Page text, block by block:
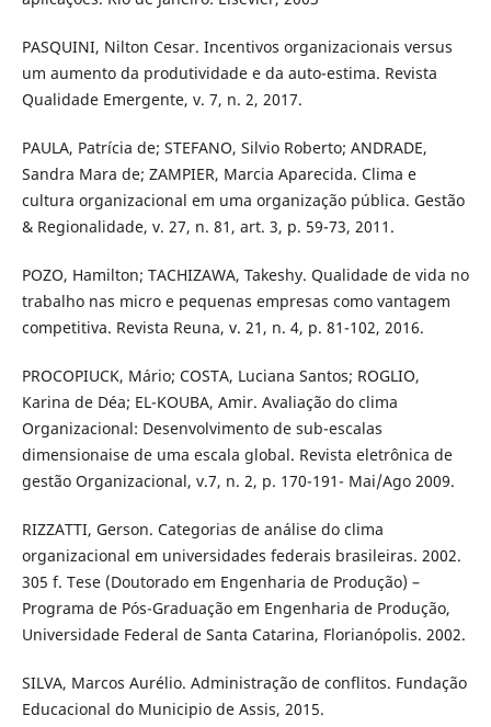
PASQUINI, Nilton Cesar. Incentivos organizacionais versus
um aumento da produtividade e da auto-estima. Revista
Qualidade Emergente, v. 7, n. 2, 2017.
PAULA, Patrícia de; STEFANO, Silvio Roberto; ANDRADE,
Sandra Mara de; ZAMPIER, Marcia Aparecida. Clima e
cultura organizacional em uma organização pública. Gestão
& Regionalidade, v. 27, n. 81, art. 3, p. 59-73, 2011.
POZO, Hamilton; TACHIZAWA, Takeshy. Qualidade de vida no
trabalho nas micro e pequenas empresas como vantagem
competitiva. Revista Reuna, v. 21, n. 4, p. 81-102, 2016.
PROCOPIUCK, Mário; COSTA, Luciana Santos; ROGLIO,
Karina de Déa; EL-KOUBA, Amir. Avaliação do clima
Organizacional: Desenvolvimento de sub-escalas
dimensionaise de uma escala global. Revista eletrônica de
gestão Organizacional, v.7, n. 2, p. 170-191- Mai/Ago 2009.
RIZZATTI, Gerson. Categorias de análise do clima
organizacional em universidades federais brasileiras. 2002.
305 f. Tese (Doutorado em Engenharia de Produção) –
Programa de Pós-Graduação em Engenharia de Produção,
Universidade Federal de Santa Catarina, Florianópolis. 2002.
SILVA, Marcos Aurélio. Administração de conflitos. Fundação
Educacional do Municipio de Assis, 2015.